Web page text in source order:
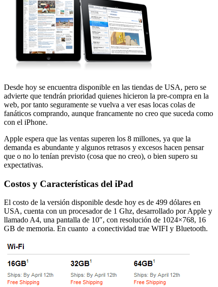
Desde hoy se encuentra disponible en las tiendas de USA, pero se
advierte que tendrán prioridad quienes hicieron la pre-compra en la
web, por tanto seguramente se vuelva a ver esas locas colas de
fanáticos comprando, aunque francamente no creo que suceda como
con el iPhone.
Apple espera que las ventas superen los 8 millones, ya que la
demanda es abundante y algunos retrasos y excesos hacen pensar
que o no lo tenían previsto (cosa que no creo), o bien supero su
expectativas.
Costos y Características del iPad
El costo de la versión disponible desde hoy es de 499 dólares en
USA, cuenta con un procesador de 1 Ghz, desarrollado por Apple y
llamado A4, una pantalla de 10″, con resolución de 1024×768, 16
GB de memoria. En cuanto a conectividad trae WIFI y Bluetooth.